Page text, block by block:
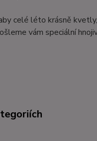
celé léto krásně
vám speciální